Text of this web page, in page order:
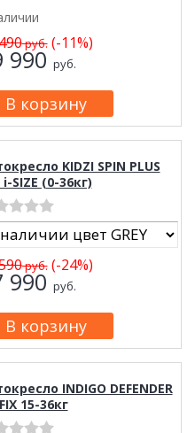
руб.(-11%)
990руб.
KIDZI SPIN PLUS
i-SIZE (0-36кг)
руб.(-24%)
990руб.
INDIGO DEFENDER
15-36кг